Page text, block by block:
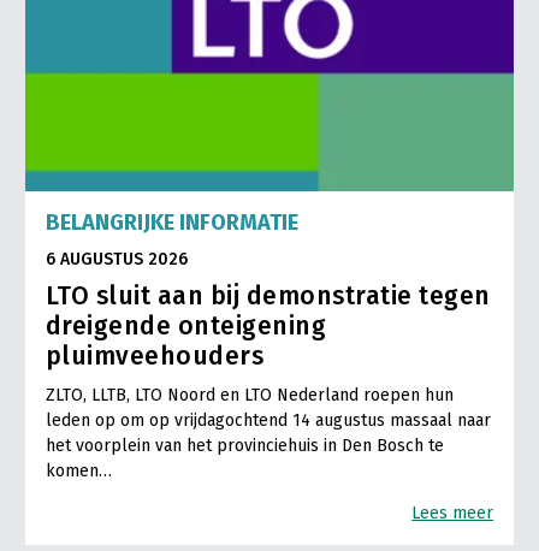
BELANGRIJKE INFORMATIE
6 AUGUSTUS 2026
LTO sluit aan bij demonstratie tegen
dreigende onteigening
pluimveehouders
ZLTO, LLTB, LTO Noord en LTO Nederland roepen hun
leden op om op vrijdagochtend 14 augustus massaal naar
het voorplein van het provinciehuis in Den Bosch te
komen…
Lees meer